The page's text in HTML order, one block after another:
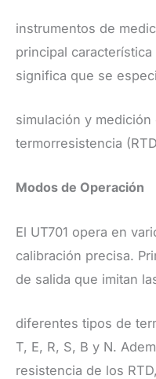
instrumentos de
principal
significa que se
simulación y
termorresistencia
Modos de Operación
​El UT701 opera en
calibración precisa.
de salida que imitan
diferentes tipos de
T, E, R, S, B y N.
resistencia de los